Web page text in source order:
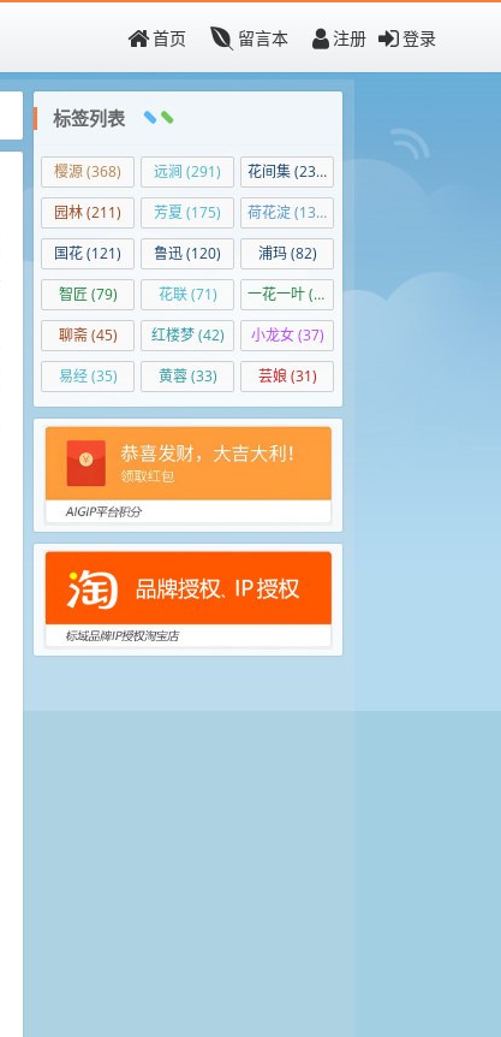
首页 留言本 注册 登录
标签列表
樱源(368) 远涧 (291) 花间集(236)
园林(211) 芳夏 (175) 荷花淀(138)
国花(121) 鲁迅(120) 浦玛(82)
智匠 (79) 花联(71) 一花一叶(50)
聊斋(45) 红楼梦(42) 小龙女(37)
易经(35) 黄蓉(33) 芸娘(31)